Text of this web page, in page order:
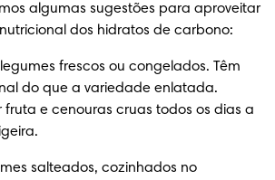
algumas sugestões para aproveitar
dos hidratos de carbono:
frescos ou congelados. Têm
do que a variedade enlatada.
fruta e cenouras cruas todos os dias a
salteados, cozinhados no